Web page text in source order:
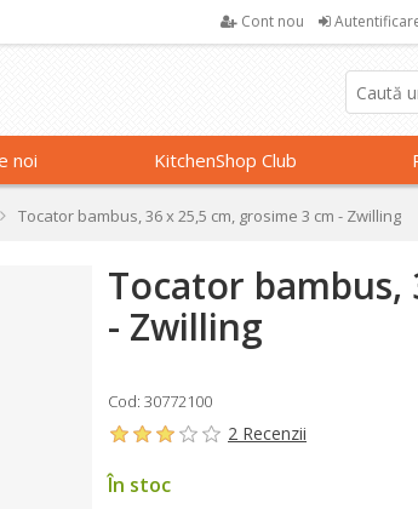
Cont nou
noi KitchenShop Club
Tocator bambus, 36 x 25,5 cm, grosime 3 cm - Zwilling
Tocator bambus,
- Zwilling
Cod: 30772100
2 Recenzii
În stoc